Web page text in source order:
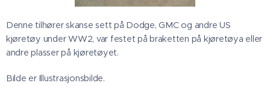
Denne tilhører skanse sett på Dodge, GMC og andre US
kjøretøy under WW2, var festet på braketten på kjøretøya eller
andre plasser på kjøretøyet.
Bilde er Illustrasjonsbilde.